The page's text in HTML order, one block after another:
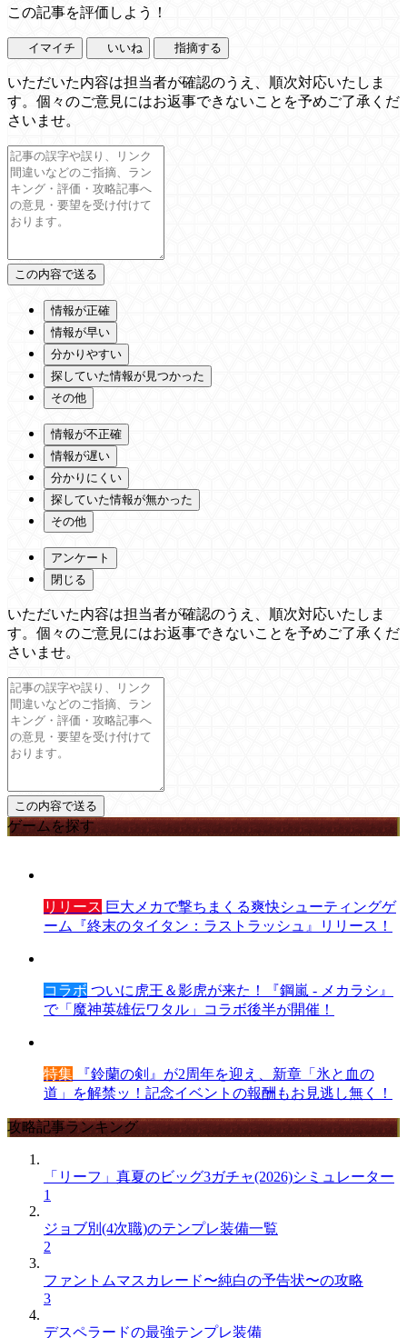
この記事を評価しよう！
イマイチ いいね 指摘する
いただいた内容は担当者が確認のうえ、順次対応いたしま
す。個々のご意見にはお返事できないことを予めご了承くだ
さいませ。
情報が正確
情報が早い
分かりやすい
探していた情報が見つかった
その他
情報が不正確
情報が遅い
分かりにくい
探していた情報が無かった
その他
アンケート
閉じる
いただいた内容は担当者が確認のうえ、順次対応いたしま
す。個々のご意見にはお返事できないことを予めご了承くだ
さいませ。
ゲームを探す
リリース 巨大メカで撃ちまくる爽快シューティングゲ
ーム『終末のタイタン：ラストラッシュ』リリース！
コラボ ついに虎王＆影虎が来た！『鋼嵐 - メカラシ』
で「魔神英雄伝ワタル」コラボ後半が開催！
特集 『鈴蘭の剣』が2周年を迎え、新章「氷と血の
道」を解禁ッ！記念イベントの報酬もお見逃し無く！
攻略記事ランキング
「リーフ」真夏のビッグ3ガチャ(2026)シミュレーター
1
ジョブ別(4次職)のテンプレ装備一覧
2
ファントムマスカレード〜純白の予告状〜の攻略
3
デスペラードの最強テンプレ装備